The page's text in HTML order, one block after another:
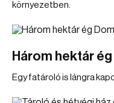
környezetben.
Három hektár
Egy fatároló is lángra